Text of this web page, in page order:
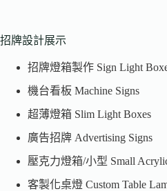
招牌設計展示
招牌燈箱製作 Sign Light
機台看板 Machine Signs
超薄燈箱 Slim Light Boxes
廣告招牌 Advertising Signs
壓克力燈箱/小型 Small
客製化桌燈 Custom Table